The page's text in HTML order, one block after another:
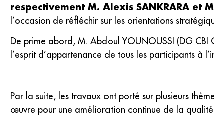
respectivement M. Alexis SANKRARA et
l’occasion de réfléchir sur les orientations
De prime abord, M. Abdoul YOUNOUSSI (DG CBI
l’esprit d’appartenance de tous les participants à
Par la suite, les travaux ont porté sur plusieurs
œuvre pour une amélioration continue de la